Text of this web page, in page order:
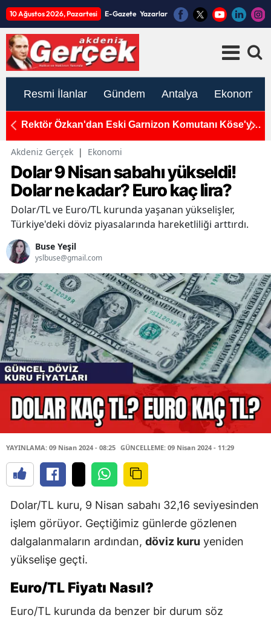
10 Ağustos 2026, Pazartesi E-Gazete Yazarlar
Resmi İlanlar Gündem Antalya Ekonomi
Rektör Özkan'dan Eski Garnizon Komutanı Köse'ye
Akdeniz Gerçek | Ekonomi
Dolar 9 Nisan sabahı yükseldi!
Dolar ne kadar? Euro kaç lira?
Dolar/TL ve Euro/TL kurunda yaşanan yükselişler,
Türkiye'deki döviz piyasalarında hareketliliği arttırdı.
Buse Yeşil
yslbuse@gmail.com
YAYINLAMA: 09 Nisan 2024 - 08:25 GÜNCELLEME: 09 Nisan 2024 - 11:29
Dolar/TL kuru, 9 Nisan sabahı 32,16 seviyesinden
işlem görüyor. Geçtiğimiz günlerde gözlenen
dalgalanmaların ardından, döviz kuru yeniden
yükselişe geçti.
Euro/TL Fiyatı Nasıl?
Euro/TL kurunda da benzer bir durum söz